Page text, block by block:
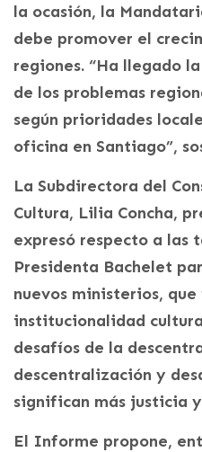
la ocasión, la
debe promover el
regiones. “Ha llegado
de los problemas
según prioridades
oficina en Santiago”,
La Subdirectora del
Cultura, Lilia Concha,
expresó respecto a las
Presidenta Bachelet
nuevos ministerios, que
institucionalidad
desafíos de la
descentralización y
significan más justicia
El Informe propone,